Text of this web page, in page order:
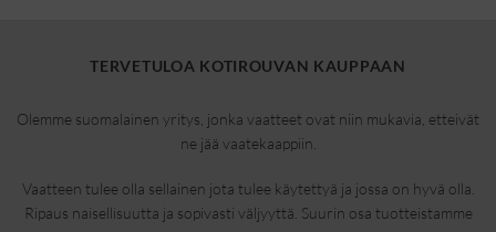
TERVETULOA KOTIROUVAN KAUPPAAN
Olemme suomalainen yritys, jonka vaatteet ovat niin mukavia, etteivät
ne jää vaatekaappiin.
Vaatteen tulee olla sellainen jota tulee käytettyä ja jossa on hyvä olla.
Ripaus naisellisuutta ja sopivasti väljyyttä. Suurin osa tuotteistamme